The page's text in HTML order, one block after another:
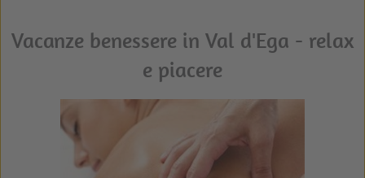
Vacanze benessere in Val d'Ega - relax
e piacere